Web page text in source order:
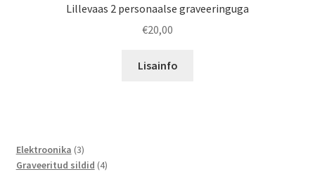
Lillevaas 2 personaalse graveeringuga
€20,00
Lisainfo
Elektroonika 33
toodet
Graveeritud sildid 44